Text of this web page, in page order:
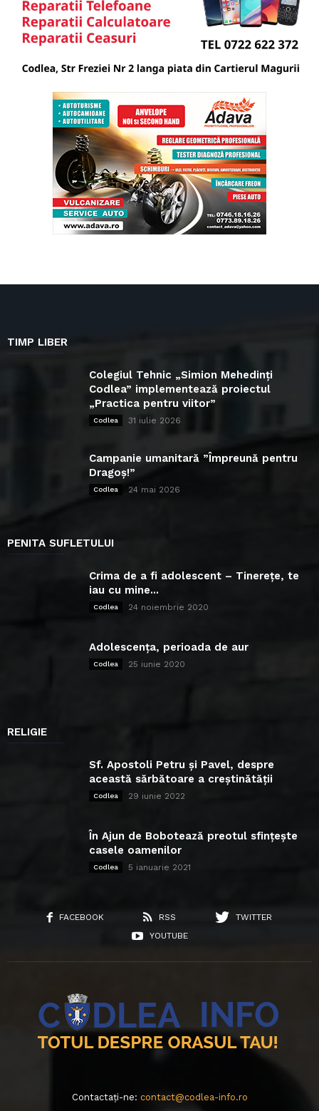
TIMP LIBER
Colegiul Tehnic „Simion Mehedinți
Codlea” implementează proiectul
„Practica pentru viitor”
Codlea 31 iulie 2026
Campanie umanitară ”Împreună pentru
Dragoș!”
Codlea 24 mai 2026
PENITA SUFLETULUI
Crima de a fi adolescent – Tinerețe, te
iau cu mine...
Codlea 24 noiembrie 2020
Adolescența, perioada de aur
Codlea 25 iunie 2020
RELIGIE
Sf. Apostoli Petru și Pavel, despre
această sărbătoare a creștinătății
Codlea 29 iunie 2022
În Ajun de Bobotează preotul sfințește
casele oamenilor
Codlea 5 ianuarie 2021
FACEBOOK RSS
TWITTER
YOUTUBE
Contactați-ne: contact@codlea-info.ro